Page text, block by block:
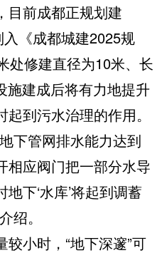
目前成都正规划建
入《成都城建2025规
处修建直径为10米、长
施建成后将有力地提升
到污水治理的作用。
管网排水能力达到
相应阀门把一部分水导
下‘水库’将起到调蓄
绍。
小时，“地下深邃”可